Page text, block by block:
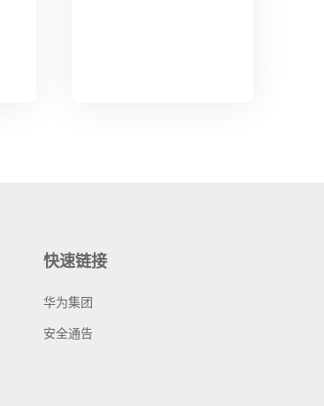
快速链接
华为集团
安全通告